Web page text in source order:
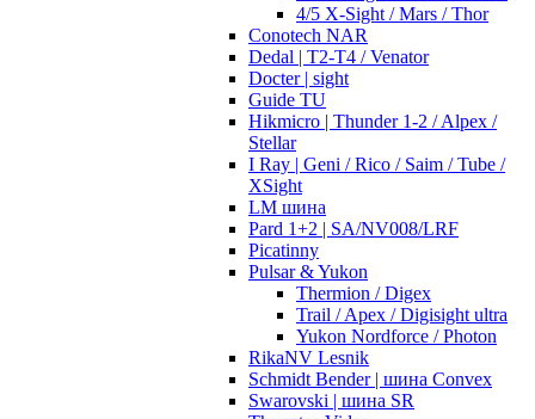
4/5 X-Sight / Mars / Thor
Conotech NAR
Dedal | T2-T4 / Venator
Docter | sight
Guide TU
Hikmicro | Thunder 1-2 / Alpex /
Stellar
I Ray | Geni / Rico / Saim / Tube /
XSight
LM шина
Pard 1+2 | SA/NV008/LRF
Picatinny
Pulsar & Yukon
Thermion / Digex
Trail / Apex / Digisight ultra
Yukon Nordforce / Photon
RikaNV Lesnik
Schmidt Bender | шина Convex
Swarovski | шина SR